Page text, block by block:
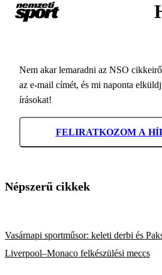
Nem akar lemaradni az NSO
az e-mail címét, és mi naponta
írásokat!
FELIRATKOZOM A
Népszerű cikkek
Vasárnapi sportműsor: keleti derbi és
Liverpool–Monaco felkészülési meccs